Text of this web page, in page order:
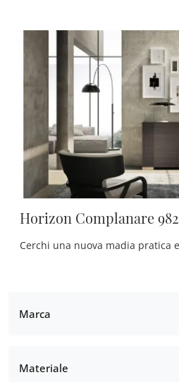
Marca
Materiale
Horizon Complanare 982